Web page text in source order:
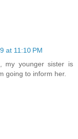
at 11:10 PM
my younger sister is
going to inform her.